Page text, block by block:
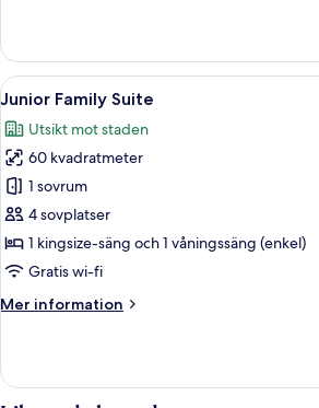
Suite
Öppna
alla
foton
för
Junior
Family
Suite
Junior
6
Junior Family Suite
Utsikt mot staden
60 kvadratmeter
1 sovrum
4 sovplatser
1 kingsize-säng och 1 våningssäng (enkel)
Gratis wi-fi
Mer information
Mer
Family
Suite